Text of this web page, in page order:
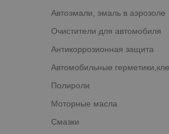
Автоэмали, эмаль в аэрозоле
Очистители для автомобиля
Антикоррозионная защита
Автомобильные
Полироли
Моторные масла
Смазки